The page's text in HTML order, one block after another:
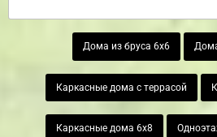
Дома из бруса 6х6
Каркасные дома с террасой
Каркасные дома 6х8